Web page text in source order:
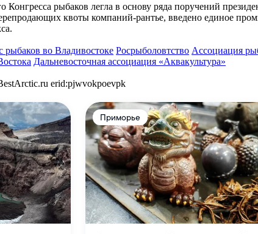
рыбаков легла в основу ряда поручений
квоты компаний-рантье, введено единое
во Владивостоке Росрыболовтство Ассоциация
Дальневосточная ассоциация «Аквакультура»
erid:pjwvokpoevpk